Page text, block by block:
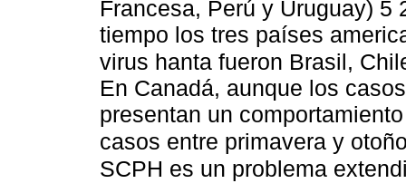
Francesa, Perú y Uruguay) 5
tiempo los tres países
virus hanta fueron Brasil,
En Canadá, aunque los
presentan un
casos entre primavera y
SCPH es un problema